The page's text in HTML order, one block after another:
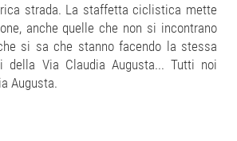
strada. La staffetta ciclistica mette
anche quelle che non si incontrano
si sa che stanno facendo la stessa
Via Claudia Augusta... Tutti noi
Augusta.